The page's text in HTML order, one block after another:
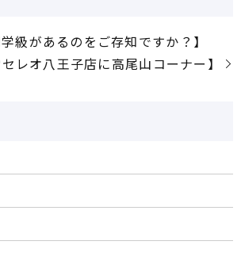
級があるのをご存知ですか？】
セレオ八王子店に高尾山コーナー】